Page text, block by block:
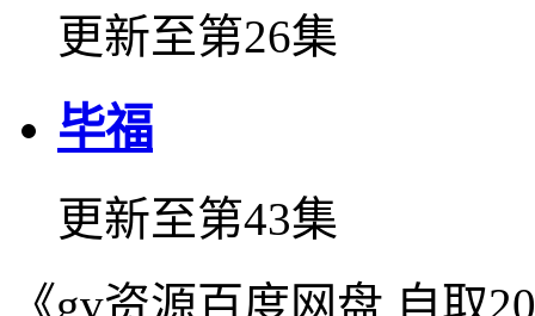
更新至第26集
毕福
更新至第43集
《gv资源百度网盘 自取